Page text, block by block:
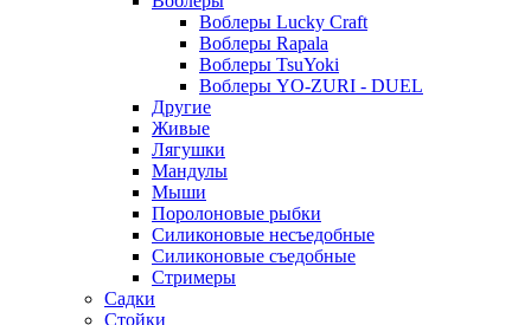
Воблеры Lucky Craft
Воблеры Rapala
Воблеры TsuYoki
Воблеры YO-ZURI - DUEL
Другие
Живые
Лягушки
Мандулы
Мыши
Поролоновые рыбки
Силиконовые несъедобные
Силиконовые съедобные
Стримеры
Садки
Стойки